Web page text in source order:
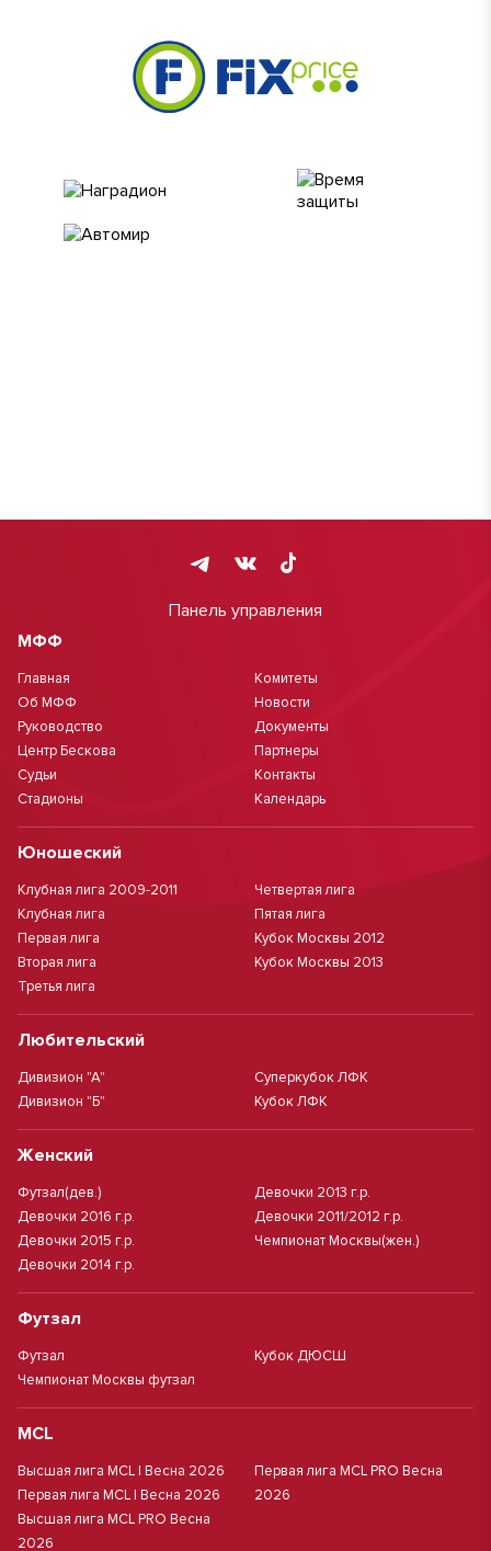
Панель управления
МФФ
Главная
Об МФФ
Руководство
Центр Бескова
Судьи
Стадионы
Комитеты
Новости
Документы
Партнеры
Контакты
Календарь
Юношеский
Клубная лига 2009-2011
Клубная лига
Первая лига
Вторая лига
Третья лига
Четвертая лига
Пятая лига
Кубок Москвы 2012
Кубок Москвы 2013
Любительский
Дивизион "А"
Дивизион "Б"
Суперкубок ЛФК
Кубок ЛФК
Женский
Футзал(дев.)
Девочки 2016 г.р.
Девочки 2015 г.р.
Девочки 2014 г.р.
Девочки 2013 г.р.
Девочки 2011/2012 г.р.
Чемпионат Москвы(жен.)
Футзал
Футзал
Чемпионат Москвы футзал
Кубок ДЮСШ
MCL
Высшая лига MCL | Весна 2026
Первая лига MCL | Весна 2026
Высшая лига MCL PRO Весна
2026
Первая лига MCL PRO Весна
2026